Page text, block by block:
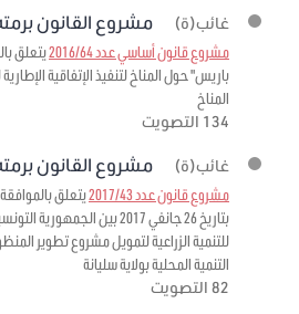
غائب(ة) مشروع القانون
مشروع قانون أساسي عدد 2016/64
يتعلق
باريس" حول المناخ لتنفيذ الإتفاقية
المناخ
134 التصويت
غائب(ة) مشروع القانون
مشروع قانون عدد 2017/43
يتعلق
بتاريخ 26 جانفي 2017 بين
للتنمية الزراعية لتمويل مشروع تطوير
التنمية المحلية بولاية سليانة
82 التصويت